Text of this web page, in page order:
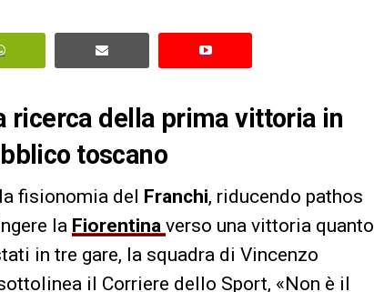
ricerca della prima vittoria in
toscano
fisionomia del Franchi, riducendo pathos
la Fiorentina verso una vittoria quanto
in tre gare, la squadra di Vincenzo
il Corriere dello Sport, «Non è il